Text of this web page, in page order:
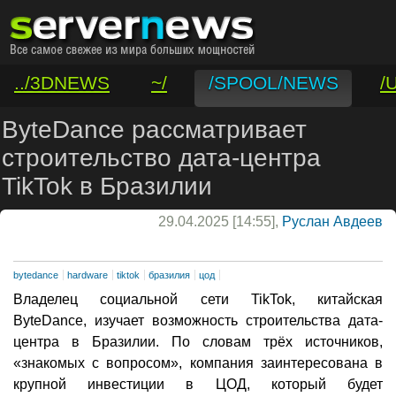
../3DNEWS ~/ /SPOOL/NEWS
/
/VAR/CONTACT
ByteDance рассматривает
строительство дата-центра
TikTok в Бразилии
29.04.2025 [14:55], Руслан Авдеев
bytedance hardware tiktok бразилия цод
Владелец социальной сети TikTok, китайская
ByteDance, изучает возможность строительства дата-
центра в Бразилии. По словам трёх источников,
«знакомых с вопросом», компания заинтересована в
крупной инвестиции в ЦОД, который будет